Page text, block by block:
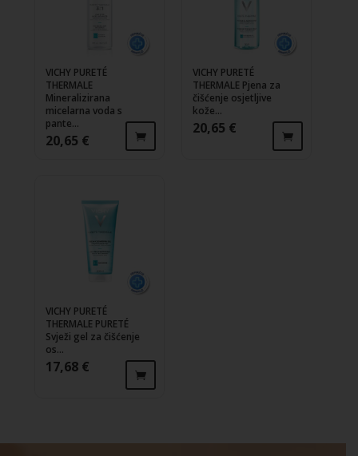
VICHY PURETÉ
THERMALE
Mineralizirana
micelarna voda s
pante...
20,65 €
VICHY PURETÉ
THERMALE Pjena za
čišćenje osjetljive
kože...
20,65 €
VICHY PURETÉ
THERMALE PURETÉ
Svježi gel za čišćenje
os...
17,68 €